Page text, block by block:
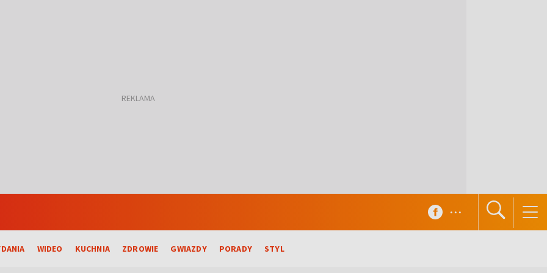
WIDEO KUCHNIA ZDROWIE GWIAZDY PORADY STYL
...